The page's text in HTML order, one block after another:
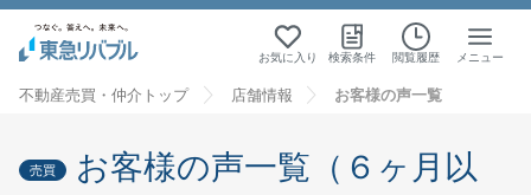
お気に入り 検索条件 閲覧履歴 メニュー
不動産売買・仲介トップ 店舗情報 お客様の声一覧
売買
お客様の声一覧（６ヶ月以